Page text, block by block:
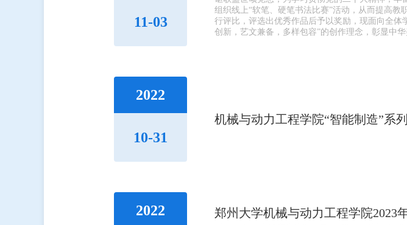
11-03
组织线上“软笔、硬笔书法比赛”活动，从而提高
行评比，评选出优秀作品后予以奖励，现面向全
创新，艺文兼备，多样包容”的创作理念，彰显中
2022
10-31
机械与动力工程学院“智能制造”系
2022 郑州大学机械与动力工程学院2023